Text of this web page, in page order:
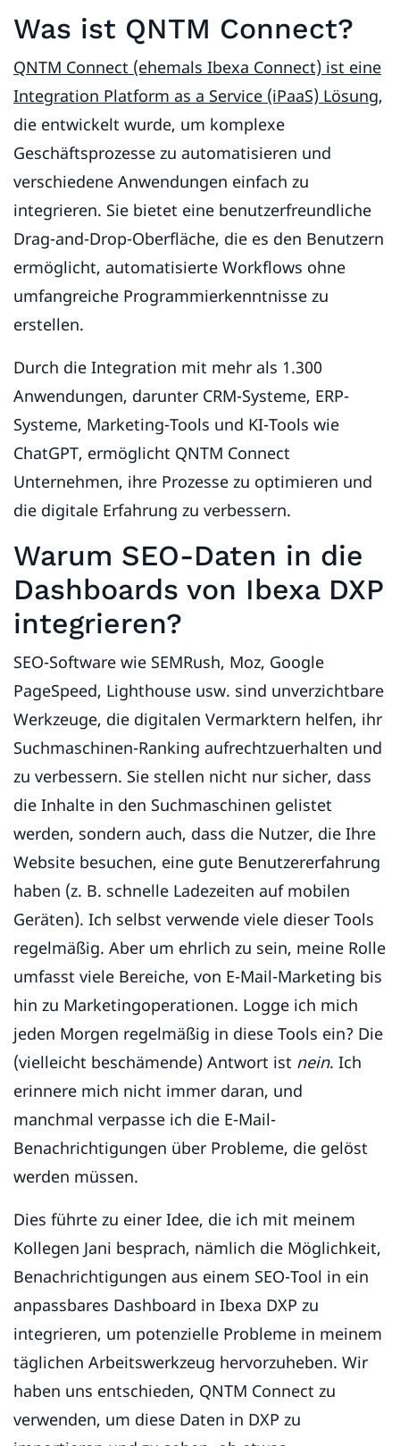
Was ist QNTM Connect?
QNTM Connect (ehemals Ibexa Connect) ist eine
Integration Platform as a Service (iPaaS) Lösung,
die entwickelt wurde, um komplexe
Geschäftsprozesse zu automatisieren und
verschiedene Anwendungen einfach zu
integrieren. Sie bietet eine benutzerfreundliche
Drag-and-Drop-Oberfläche, die es den Benutzern
ermöglicht, automatisierte Workflows ohne
umfangreiche Programmierkenntnisse zu
erstellen.
Durch die Integration mit mehr als 1.300
Anwendungen, darunter CRM-Systeme, ERP-
Systeme, Marketing-Tools und KI-Tools wie
ChatGPT, ermöglicht QNTM Connect
Unternehmen, ihre Prozesse zu optimieren und
die digitale Erfahrung zu verbessern.
Warum SEO-Daten in die
Dashboards von Ibexa DXP
integrieren?
SEO-Software wie SEMRush, Moz, Google
PageSpeed, Lighthouse usw. sind unverzichtbare
Werkzeuge, die digitalen Vermarktern helfen, ihr
Suchmaschinen-Ranking aufrechtzuerhalten und
zu verbessern. Sie stellen nicht nur sicher, dass
die Inhalte in den Suchmaschinen gelistet
werden, sondern auch, dass die Nutzer, die Ihre
Website besuchen, eine gute Benutzererfahrung
haben (z. B. schnelle Ladezeiten auf mobilen
Geräten). Ich selbst verwende viele dieser Tools
regelmäßig. Aber um ehrlich zu sein, meine Rolle
umfasst viele Bereiche, von E-Mail-Marketing bis
hin zu Marketingoperationen. Logge ich mich
jeden Morgen regelmäßig in diese Tools ein? Die
(vielleicht beschämende) Antwort ist nein. Ich
erinnere mich nicht immer daran, und
manchmal verpasse ich die E-Mail-
Benachrichtigungen über Probleme, die gelöst
werden müssen.
Dies führte zu einer Idee, die ich mit meinem
Kollegen Jani besprach, nämlich die Möglichkeit,
Benachrichtigungen aus einem SEO-Tool in ein
anpassbares Dashboard in Ibexa DXP zu
integrieren, um potenzielle Probleme in meinem
täglichen Arbeitswerkzeug hervorzuheben. Wir
haben uns entschieden, QNTM Connect zu
verwenden, um diese Daten in DXP zu